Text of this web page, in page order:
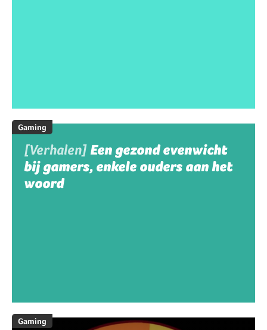
Gaming
[Verhalen] Een gezond evenwicht
bij gamers, enkele ouders aan het
woord
Gaming